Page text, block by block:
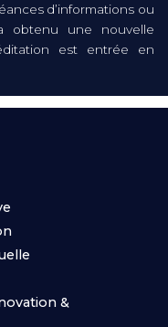
d’informations ou
obtenu une nouvelle
est entrée en
&